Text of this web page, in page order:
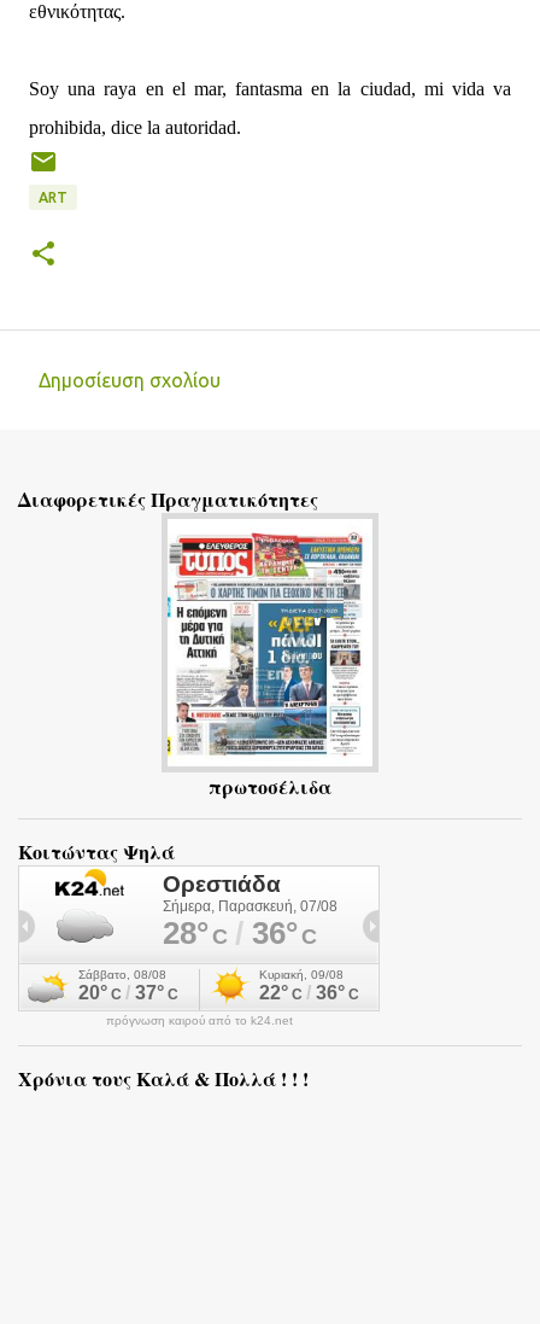
εθνικότητας.
Soy una raya en el mar, fantasma en la ciudad, mi vida va
prohibida, dice la autoridad.
ART
λ
Δημοσίευση σχολίου
Διαφορετικές Πραγματικότητες
πρωτοσέλιδα
Κοιτώντας Ψηλά
πρόγνωση καιρού από το k24.net
Χρόνια τους Καλά & Πολλά ! ! !